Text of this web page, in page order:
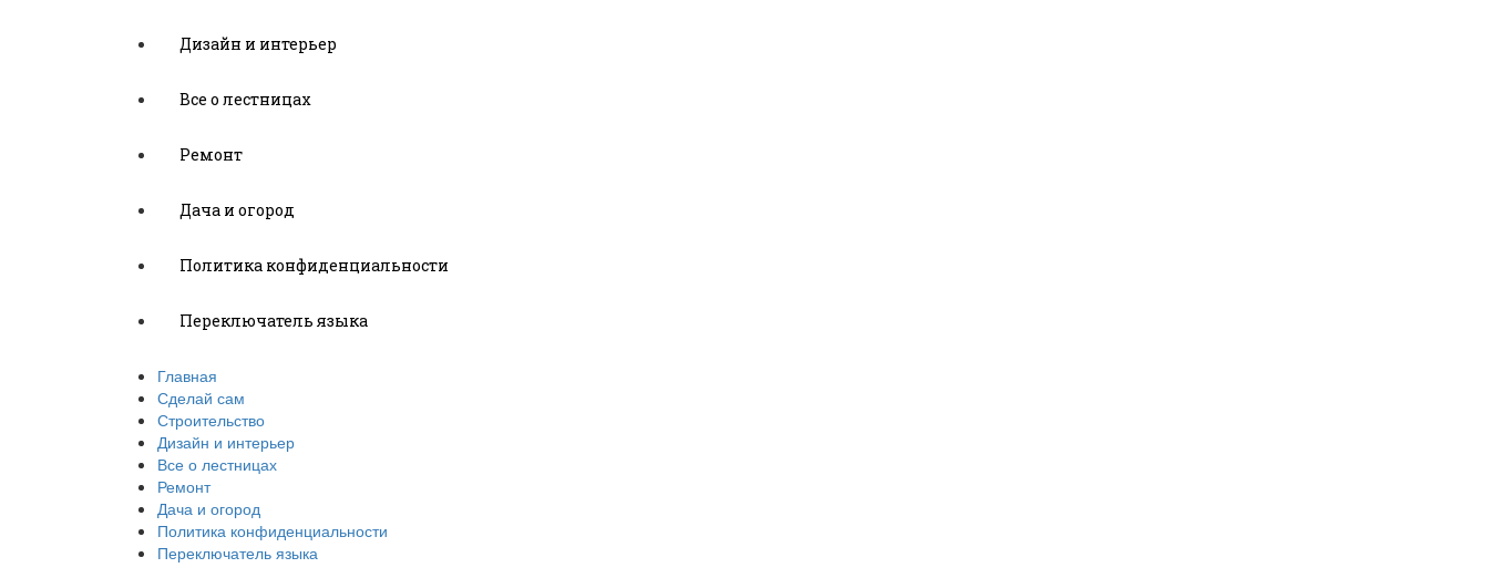
Дизайн и интерьер
Все о лестницах
Ремонт
Дача и огород
Политика конфиденциальности
Переключатель языка
Главная
Сделай сам
Строительство
Дизайн и интерьер
Все о лестницах
Ремонт
Дача и огород
Политика конфиденциальности
Переключатель языка